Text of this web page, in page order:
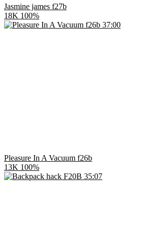
Jasmine james f27b
18K 100%
37:00
Pleasure In A Vacuum f26b
13K 100%
35:07